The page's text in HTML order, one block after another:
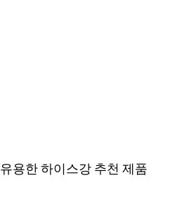
유용한 하이스강 추천 제품